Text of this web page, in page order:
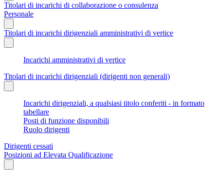
Titolari di incarichi di collaborazione o consulenza
Personale
Titolari di incarichi dirigenziali amministrativi di vertice
Incarichi amministrativi di vertice
Titolari di incarichi dirigenziali (dirigenti non generali)
Incarichi dirigenziali, a qualsiasi titolo conferiti - in formato
tabellare
Posti di funzione disponibili
Ruolo dirigenti
Dirigenti cessati
Posizioni ad Elevata Qualificazione